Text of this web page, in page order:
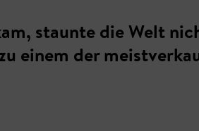
staunte die Welt
einem der